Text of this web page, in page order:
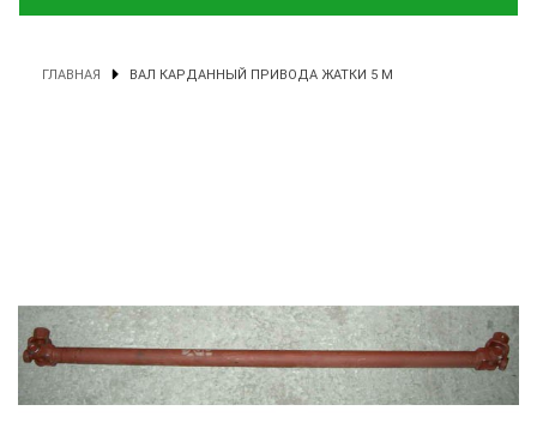
ГЛАВНАЯ ВАЛ КАРДАННЫЙ ПРИВОДА ЖАТКИ 5 М